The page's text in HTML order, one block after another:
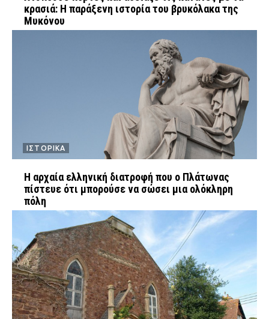
κρασιά: Η παράξενη ιστορία του βρυκόλακα της
Μυκόνου
ΙΣΤΟΡΙΚΑ
Η αρχαία ελληνική διατροφή που ο Πλάτωνας
πίστευε ότι μπορούσε να σώσει μια ολόκληρη
πόλη